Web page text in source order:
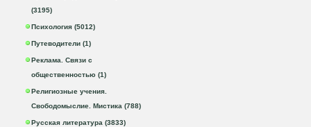
(3195)
Психология (5012)
Путеводители (1)
Реклама. Связи с
общественностью (1)
Религиозные учения.
Свободомыслие. Мистика (788)
Русская литература (3833)